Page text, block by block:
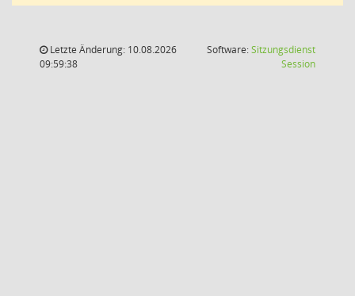
Letzte Änderung: 10.08.2026
09:59:38
Software:Sitzungsdienst
Session(Wird in